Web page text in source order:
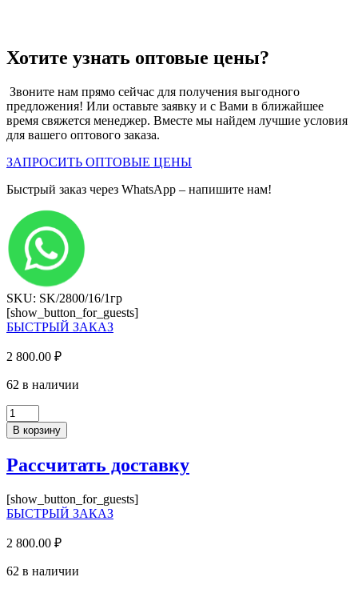
Хотите узнать оптовые цены?
Звоните нам прямо сейчас для получения выгодного
предложения! Или оставьте заявку и с Вами в ближайшее
время свяжется менеджер. Вместе мы найдем лучшие условия
для вашего оптового заказа.
ЗАПРОСИТЬ ОПТОВЫЕ ЦЕНЫ
Быстрый заказ через WhatsApp – напишите нам!
SKU: SK/2800/16/1гр
[show_button_for_guests]
БЫСТРЫЙ ЗАКАЗ
2 800.00 ₽
62 в наличии
Количество
товара
ЛДСП
гладкий
SK
D/K110/SM
В корзину
Рассчитать доставку
[show_button_for_guests]
БЫСТРЫЙ ЗАКАЗ
2 800.00 ₽
62 в наличии